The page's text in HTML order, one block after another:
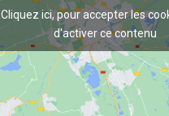
Cliquez ici, pour accepter les
d'activer ce contenu